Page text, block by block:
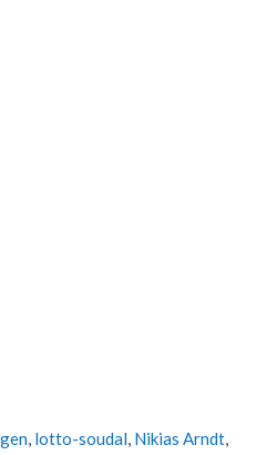
, lotto-soudal, Nikias Arndt,